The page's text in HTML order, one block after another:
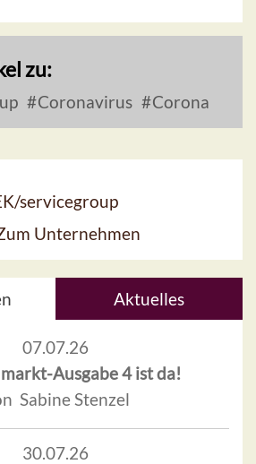
zu:
Coronavirus Corona
servicegroup
Unternehmen
Aktuelles
07.07.26
Ausgabe 4 ist da!
Sabine Stenzel
30.07.26